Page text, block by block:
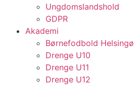
Ungdomslandshold
GDPR
Akademi
Børnefodbold
Drenge U10
Drenge U11
Drenge U12